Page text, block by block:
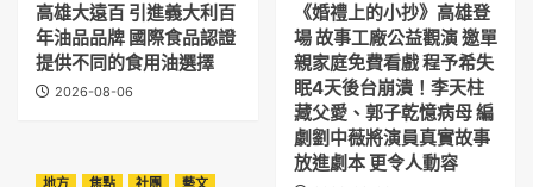
高雄大遠百 引進義大利百
年油品品牌 國際食品認證
提供不同的食用油選擇
2026-08-06
《婚禮上的小抄》高雄登
場 故事工廠公益觀演 邀單
親家庭免費看戲 程予希失
眠4天後台崩潰！李天柱
藏父愛、郭子乾憶病母 編
劇劉中薇將演員真實故事
放進劇本 更令人動容